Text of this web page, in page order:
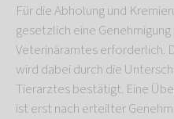
Für die Abholung und
gesetzlich eine
Veterinäramtes erforderlich.
wird dabei durch die
Tierarztes bestätigt. Eine
ist erst nach erteilter